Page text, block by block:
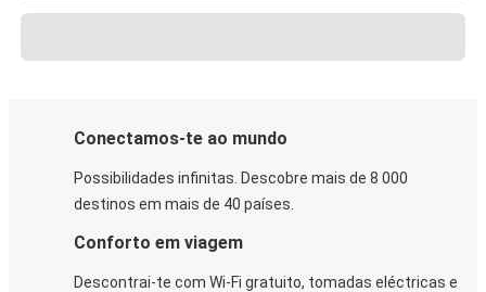
Conectamos-te ao mundo
Possibilidades infinitas. Descobre mais de 8 000
destinos em mais de 40 países.
Conforto em viagem
Descontrai-te com Wi-Fi gratuito, tomadas eléctricas e